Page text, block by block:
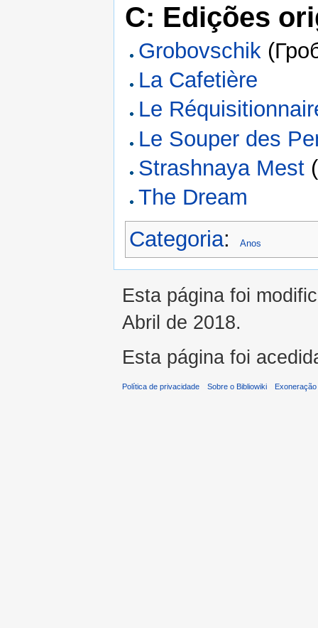
C: Edições
Grobovschik
La Cafetière
Le
Le Souper des
Strashnaya Mest
The Dream
Categoria: Anos
Esta página foi
Abril de 2018.
Esta página foi
Política de privacidade Sobre o Bibliowiki